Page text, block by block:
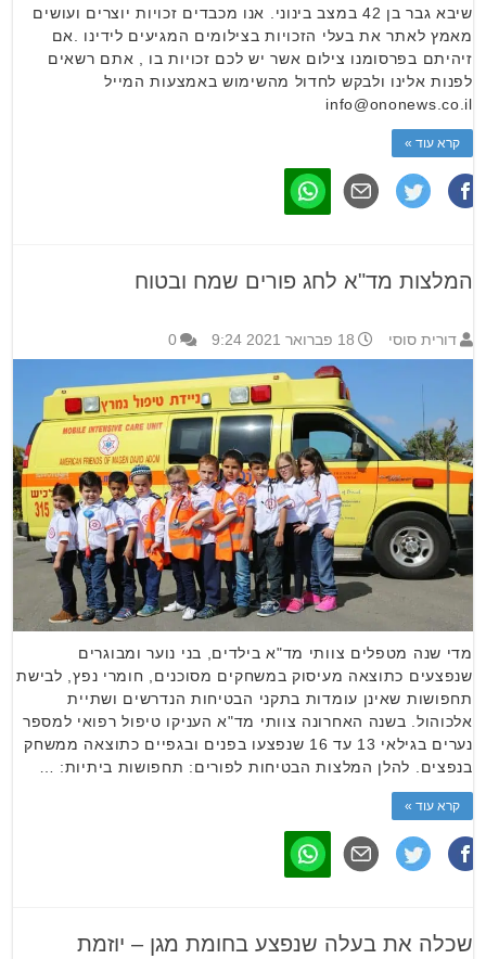
שיבא גבר בן 42 במצב בינוני. אנו מכבדים זכויות יוצרים ועושים
מאמץ לאתר את בעלי הזכויות בצילומים המגיעים לידינו .אם
זיהיתם בפרסומנו צילום אשר יש לכם זכויות בו , אתם רשאים
לפנות אלינו ולבקש לחדול מהשימוש באמצעות המייל
info@ononews.co.il
קרא עוד »
המלצות מד"א לחג פורים שמח ובטוח
דורית סוסי 18 פברואר 2021 9:24 0
מדי שנה מטפלים צוותי מד"א בילדים, בני נוער ומבוגרים
שנפצעים כתוצאה מעיסוק במשחקים מסוכנים, חומרי נפץ, לבישת
תחפושות שאינן עומדות בתקני הבטיחות הנדרשים ושתיית
אלכוהול. בשנה האחרונה צוותי מד"א העניקו טיפול רפואי למספר
נערים בגילאי 13 עד 16 שנפצעו בפנים ובגפיים כתוצאה ממשחק
בנפצים. להלן המלצות הבטיחות לפורים: תחפושות ביתיות: …
קרא עוד »
שכלה את בעלה שנפצע בחומת מגן – יוזמת